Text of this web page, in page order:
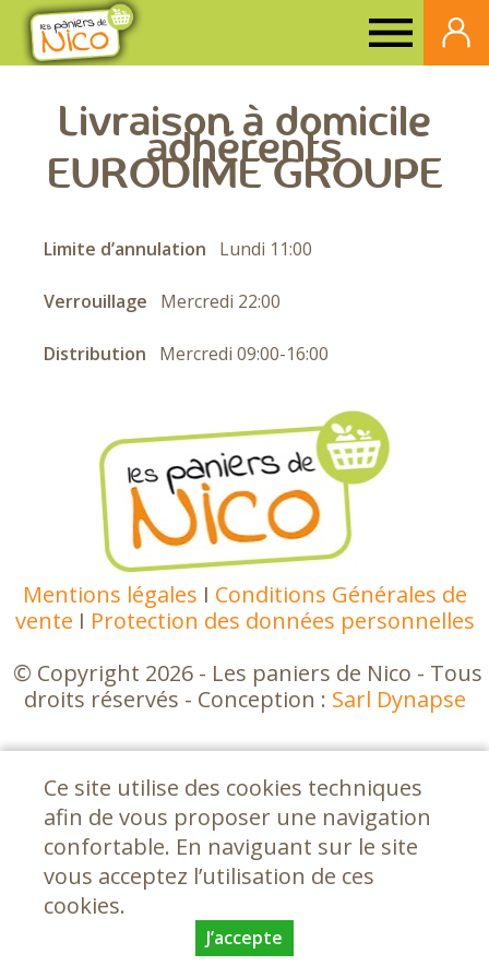
Nico
Livraison à domicile
adhérents
EURODIME GROUPE
Limite d’annulation Lundi 11:00
Verrouillage Mercredi 22:00
Distribution Mercredi 09:00-16:00
Mentions légales I Conditions Générales de
vente I Protection des données personnelles
© Copyright 2026 - Les paniers de Nico - Tous
droits réservés - Conception : Sarl Dynapse
Ce site utilise des cookies techniques
afin de vous proposer une navigation
confortable. En naviguant sur le site
vous acceptez l’utilisation de ces
cookies.
J’accepte